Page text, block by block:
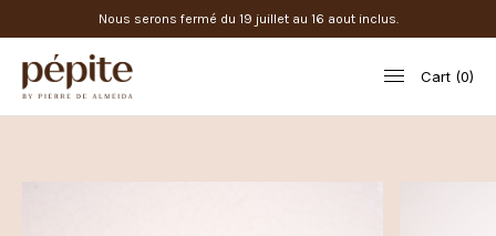
Nous serons fermé du 19 juillet au 16 aout inclus.
Cart 0